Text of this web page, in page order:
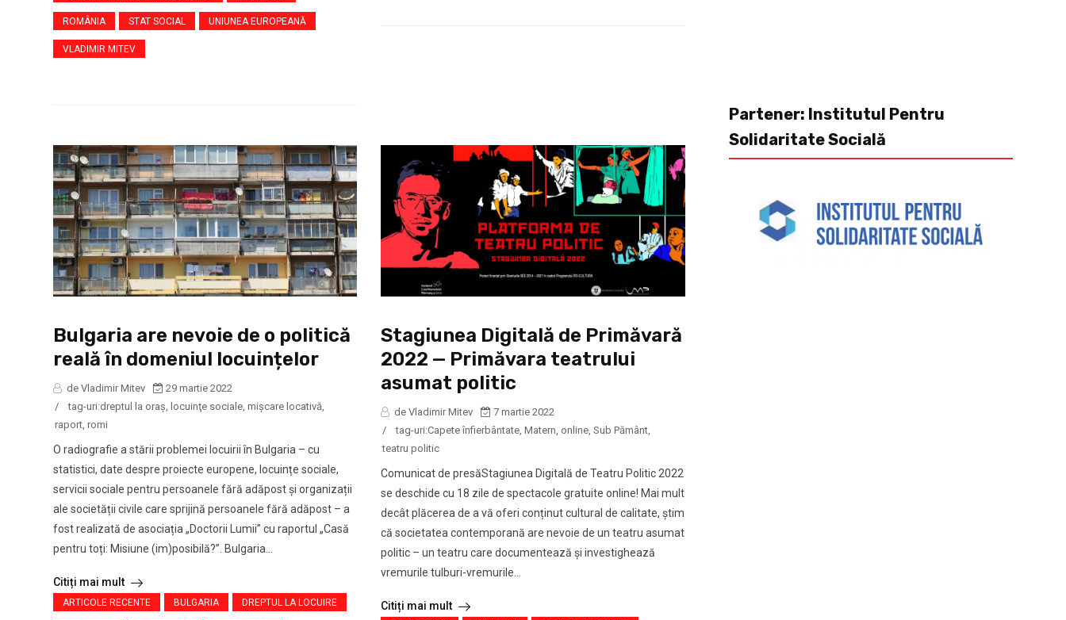
ROMÂNIA STAT SOCIAL UNIUNEA EUROPEANĂ
VLADIMIR MITEV
Bulgaria are nevoie de o politică
reală în domeniul locuințelor
de Vladimir Mitev
29 martie 2022
/
tag-uri:dreptul la oraş, locuinţe sociale, mișcare locativă,
raport, romi
O radiografie a stării problemei locuirii în Bulgaria – cu
statistici, date despre proiecte europene, locuințe sociale,
servicii sociale pentru persoanele fără adăpost și organizații
ale societății civile care sprijină persoanele fără adăpost – a
fost realizată de asociația „Doctorii Lumii” cu raportul „Casă
pentru toți: Misiune (im)posibilă?”. Bulgaria...
Citiți mai mult
ARTICOLE RECENTE BULGARIA DREPTUL LA LOCUIRE
Stagiunea Digitală de Primăvară
2022 — Primăvara teatrului
asumat politic
de Vladimir Mitev
7 martie 2022
/
tag-uri:Capete înfierbântate,Matern, online,Sub Pământ,
teatru politic
Comunicat de presăStagiunea Digitală de Teatru Politic 2022
se deschide cu 18 zile de spectacole gratuite online! Mai mult
decât plăcerea de a vă oferi conținut cultural de calitate, știm
că societatea contemporană are nevoie de un teatru asumat
politic – un teatru care documentează și investighează
vremurile tulburi-vremurile...
Citiți mai mult
Partener: Institutul Pentru
Solidaritate Socială